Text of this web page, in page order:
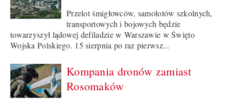
Przelot śmigłowców, samolotów szkolnych,
transportowych i bojowych będzie
towarzyszył lądowej defiladzie w Warszawie w Święto
Wojska Polskiego. 15 sierpnia po raz pierwsz...
Kompania dronów zamiast
Rosomaków